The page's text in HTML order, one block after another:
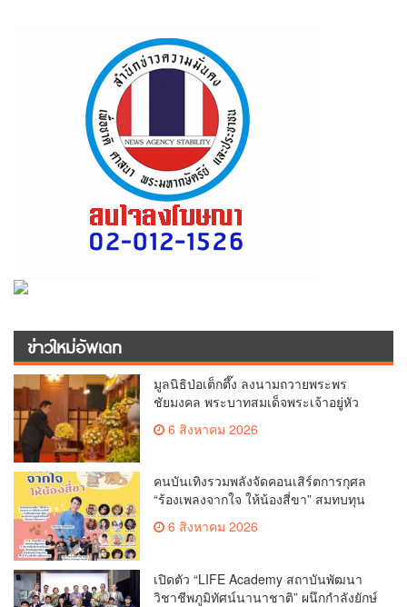
ข่าวใหม่อัพเดท
มูลนิธิป่อเต็กตึ๊ง ลงนามถวายพระพร
ชัยมงคล พระบาทสมเด็จพระเจ้าอยู่หัว
28 กรกฎาคม 2569
6 สิงหาคม 2026
คนบันเทิงรวมพลังจัดคอนเสิร์ตการกุศล
“ร้องเพลงจากใจ ให้น้องสี่ขา” สมทบทุน
ช่วยหมาแมวจรจัด
6 สิงหาคม 2026
เปิดตัว “LIFE Academy สถาบันพัฒนา
วิชาชีพภูมิทัศน์นานาชาติ” ผนึกกำลังยักษ์